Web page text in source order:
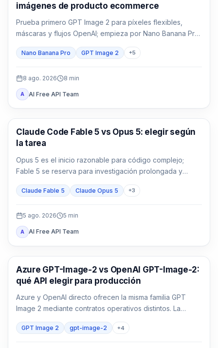
imágenes de producto ecommerce
Prueba primero GPT Image 2 para píxeles flexibles,
máscaras y flujos OpenAI; empieza por Nano Banana Pro
ambos cuando el envase, el texto localizado o el héroe
Nano Banana Pro GPT Image 2 +5
8 ago. 2026 8 min
A AI Free API Team
Claude Code
Claude Code Fable 5 vs Opus 5: elegir según
la tarea
Opus 5 es el inicio razonable para código complejo;
Fable 5 se reserva para investigación prolongada y
Claude Fable 5 Claude Opus 5 +3
5 ago. 2026 5 min
A AI Free API Team
Generación de imágenes con IA
Azure GPT-Image-2 vs OpenAI GPT-Image-2:
qué API elegir para producción
Azure y OpenAI directo ofrecen la misma familia GPT
Image 2 mediante contratos operativos distintos. La
decisión depende de identidad, región, factura, cuota,
formato y soporte, no solo del nombre del modelo.
GPT Image 2 gpt-image-2 +4